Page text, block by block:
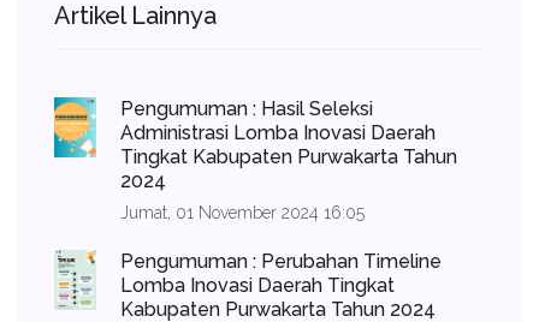
Artikel Lainnya
Pengumuman : Hasil Seleksi
Administrasi Lomba Inovasi Daerah
Tingkat Kabupaten Purwakarta Tahun
2024
Jumat, 01 November 2024 16:05
Pengumuman : Perubahan Timeline
Lomba Inovasi Daerah Tingkat
Kabupaten Purwakarta Tahun 2024